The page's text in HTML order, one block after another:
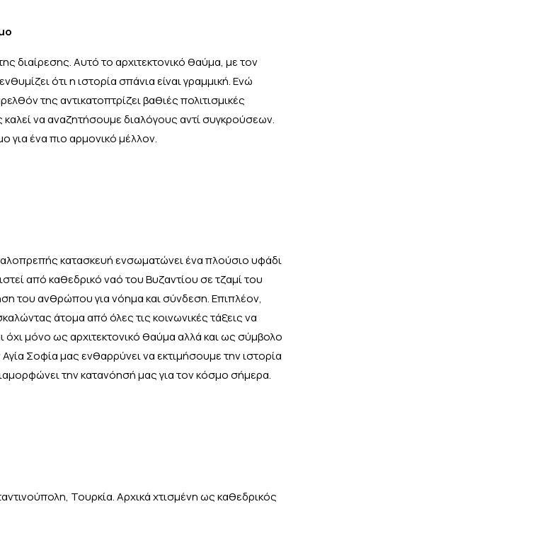
διαίρεσης. Αυτό το αρχιτεκτονικό θαύμα, με τον
ότι η ιστορία σπάνια είναι γραμμική. Ενώ
της αντικατοπτρίζει βαθιές πολιτισμικές
να αναζητήσουμε διαλόγους αντί συγκρούσεων.
για ένα πιο αρμονικό μέλλον.
κατασκευή ενσωματώνει ένα πλούσιο υφάδι
από καθεδρικό ναό του Βυζαντίου σε τζαμί του
του ανθρώπου για νόημα και σύνδεση. Επιπλέον,
άτομα από όλες τις κοινωνικές τάξεις να
όχι μόνο ως αρχιτεκτονικό θαύμα αλλά και ως σύμβολο
Σοφία μας ενθαρρύνει να εκτιμήσουμε την ιστορία
την κατανόησή μας για τον κόσμο σήμερα.
Τουρκία. Αρχικά χτισμένη ως καθεδρικός